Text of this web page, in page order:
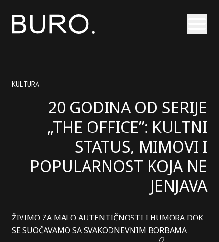
KULTURA
20 GODINA OD SERIJE
„THE OFFICE”: KULTNI
STATUS, MIMOVI I
POPULARNOST KOJA NE
JENJAVA
ŽIVIMO ZA MALO AUTENTIČNOSTI I HUMORA DOK
SE SUOČAVAMO SA SVAKODNEVNIM BORBAMA